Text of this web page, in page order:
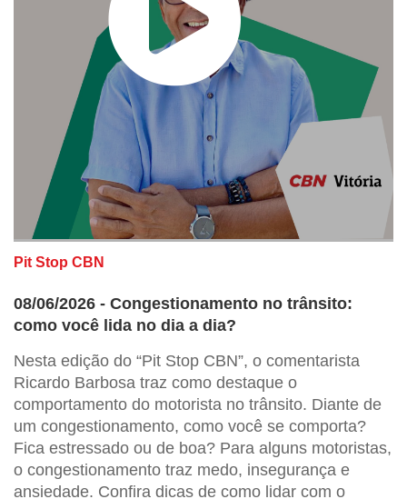
Pit Stop CBN
08/06/2026 - Congestionamento no trânsito:
como você lida no dia a dia?
Nesta edição do “Pit Stop CBN”, o comentarista
Ricardo Barbosa traz como destaque o
comportamento do motorista no trânsito. Diante de
um congestionamento, como você se comporta?
Fica estressado ou de boa? Para alguns motoristas,
o congestionamento traz medo, insegurança e
ansiedade. Confira dicas de como lidar com o